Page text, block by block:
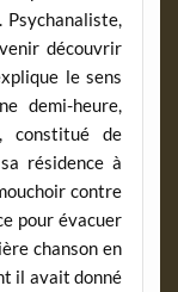
Psychanaliste,
découvrir
le sens
demi-heure,
constitué de
résidence à
contre
pour évacuer
chanson en
il avait donné